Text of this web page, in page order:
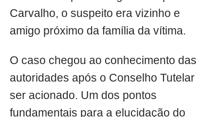
Carvalho, o suspeito era vizinho e
amigo próximo da família da vítima.
O caso chegou ao conhecimento das
autoridades após o Conselho Tutelar
ser acionado. Um dos pontos
fundamentais para a elucidação do